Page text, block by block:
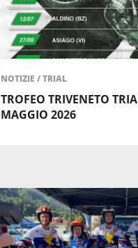
NOTIZIE /TRIAL
TROFEO TRIVENETO
MAGGIO 2026